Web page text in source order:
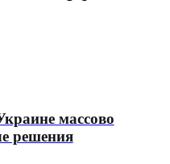
массово
решения